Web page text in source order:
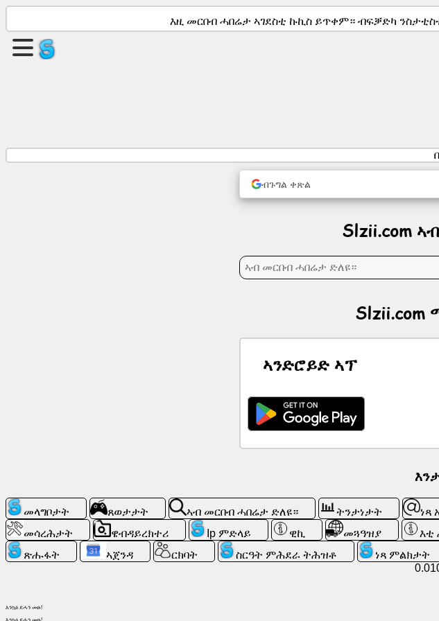
ገጽ
ጸወታታት
ኣብ
እዚ መርበብ ሓበሬታ ኣገደስቲ ኩኪስ ይጥቀም። ብፍቓድካ
ብጉግል ቀጽል
Slzii.com
ኣንድሮይድ ኣፕ
መላግቦታት ጸወታታት ኣብ መርበብ ሓበሬታ ድለዩ። ትንታነታት ነጻ
መሳረሕታት
ዌብዳይረክተሪ Ip ምድላይ ዊኪ መጓዓዝያ እቲ
ጽሑፋት
ኣጀንዳ ርክባት ስርዓት ምሕደራ ትሕዝቶ ነጻ ምልክታት
እንኳዕ ደሓን መፁ!
እንኳዕ ደሓን መፁ!